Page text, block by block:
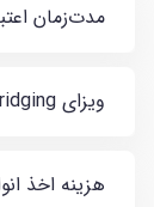
مدت‌زمان
ویزای Bridging استرالیا چند نوع است؟
هزینه اخذ